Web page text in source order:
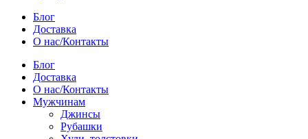
Блог
Доставка
О нас/Контакты
Блог
Доставка
О нас/Контакты
Мужчинам
Джинсы
Рубашки